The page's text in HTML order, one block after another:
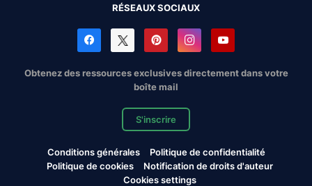
RÉSEAUX SOCIAUX
Obtenez des ressources exclusives directement dans votre
boîte mail
S'inscrire
Conditions générales
Politique de confidentialité
Politique de cookies
Notification de droits d'auteur
Cookies settings